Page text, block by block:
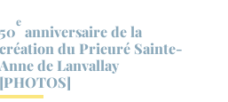
50
e
anniversaire de la
création du Prieuré Sainte-​
Anne de Lanvallay
[PHOTOS]